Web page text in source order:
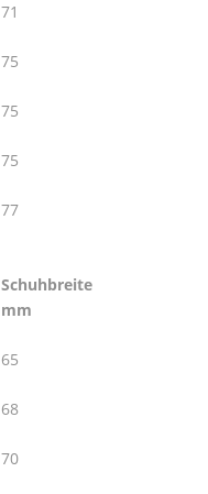
71
75
75
75
77
Schuhbreite
mm
65
68
70